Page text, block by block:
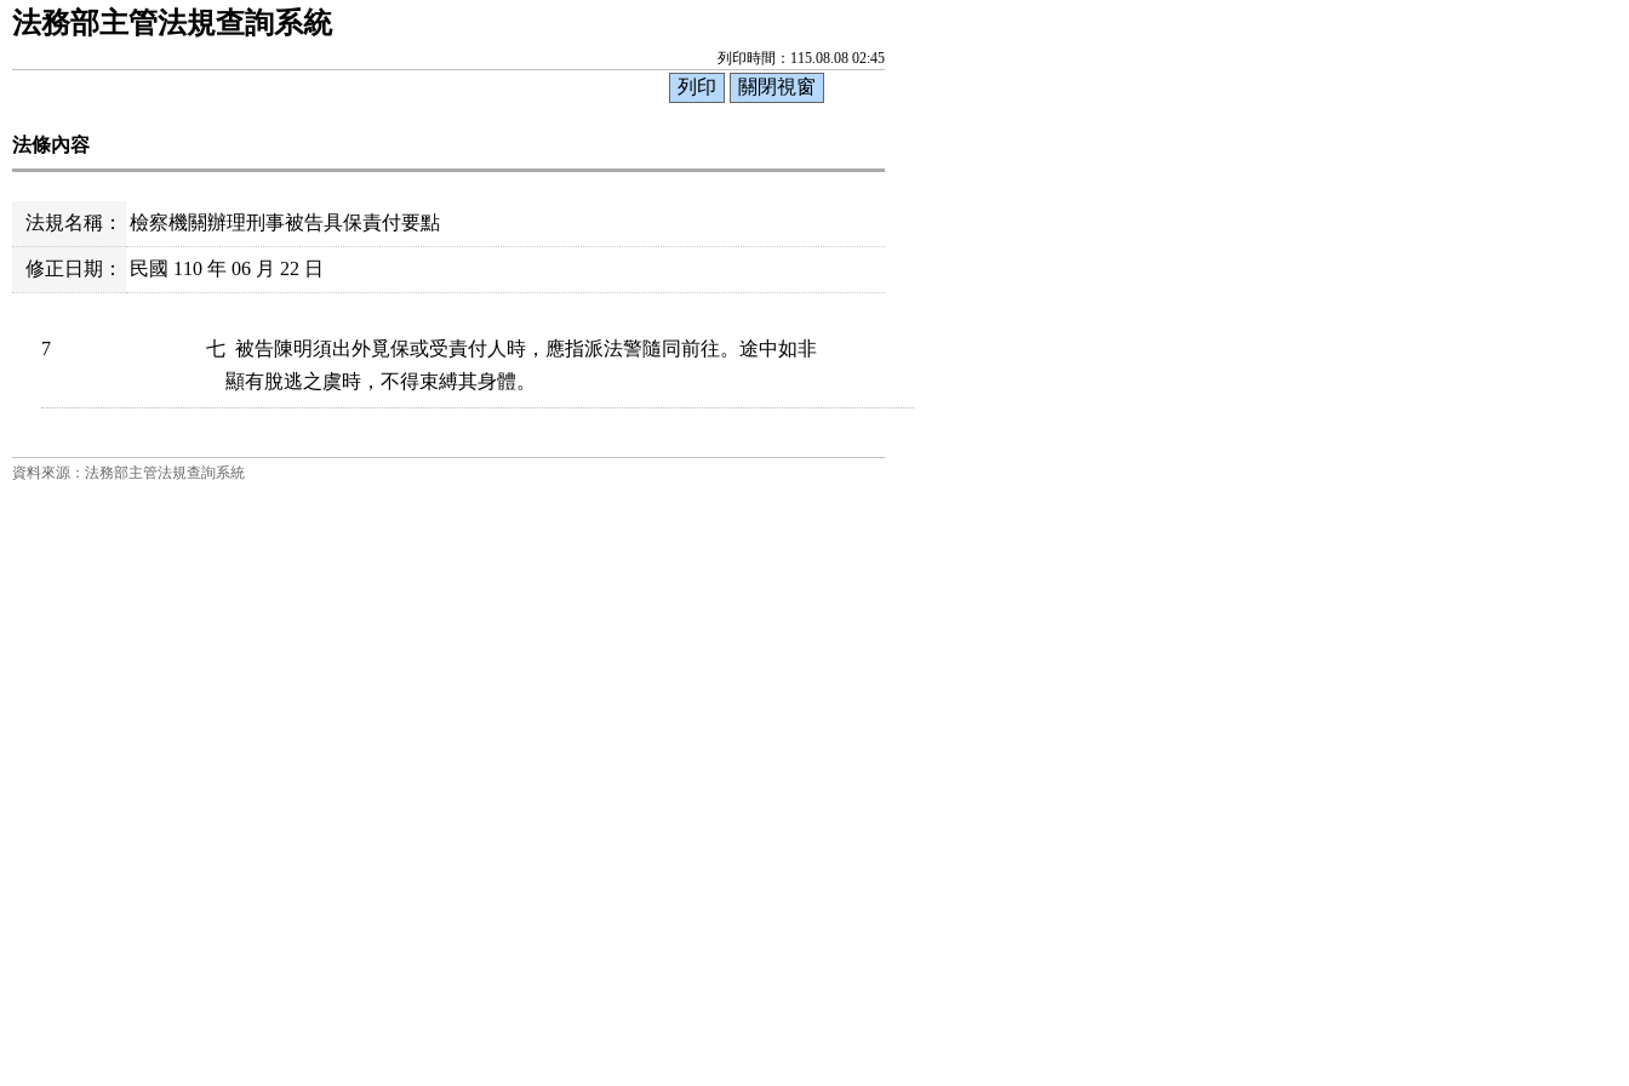
法務部主管法規查詢系統
列印時間：115.08.08 02:45
法條內容
法規名稱： 檢察機關辦理刑事被告具保責付要點
修正日期： 民國 110 年 06 月 22 日
7
七  被告陳明須出外覓保或受責付人時，應指派法警隨同前往。途中如非
    顯有脫逃之虞時，不得束縛其身體。
資料來源：法務部主管法規查詢系統